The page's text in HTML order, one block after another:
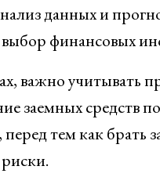
данных и
финансовых
важно учитывать
заемных средств
тем как брать